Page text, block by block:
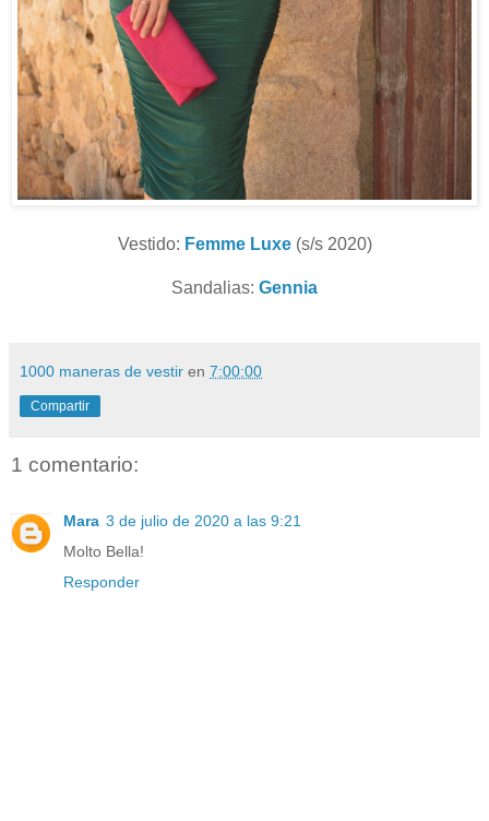
Vestido: Femme Luxe(s/s 2020)
Sandalias: Gennia
1000 maneras de vestir en 7:00:00
Compartir
1 comentario:
Mara 3 de julio de 2020 a las 9:21
Molto Bella!
Responder